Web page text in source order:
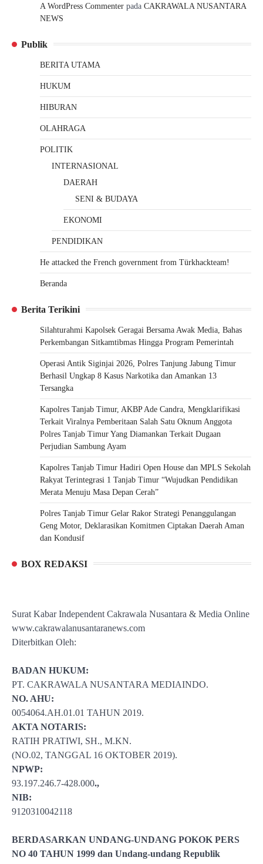
A WordPress Commenter pada CAKRAWALA NUSANTARA
NEWS
Publik
BERITA UTAMA
HUKUM
HIBURAN
OLAHRAGA
POLITIK
INTERNASIONAL
DAERAH
SENI & BUDAYA
EKONOMI
PENDIDIKAN
He attacked the French government from Türkhackteam!
Beranda
Berita Terikini
Silahturahmi Kapolsek Geragai Bersama Awak Media, Bahas
Perkembangan Sitkamtibmas Hingga Program Pemerintah
Operasi Antik Siginjai 2026, Polres Tanjung Jabung Timur
Berhasil Ungkap 8 Kasus Narkotika dan Amankan 13
Tersangka
Kapolres Tanjab Timur, AKBP Ade Candra, Mengklarifikasi
Terkait Viralnya Pemberitaan Salah Satu Oknum Anggota
Polres Tanjab Timur Yang Diamankan Terkait Dugaan
Perjudian Sambung Ayam
Kapolres Tanjab Timur Hadiri Open House dan MPLS Sekolah
Rakyat Terintegrasi 1 Tanjab Timur “Wujudkan Pendidikan
Merata Menuju Masa Depan Cerah”
Polres Tanjab Timur Gelar Rakor Strategi Penanggulangan
Geng Motor, Deklarasikan Komitmen Ciptakan Daerah Aman
dan Kondusif
BOX REDAKSI
Surat Kabar Independent Cakrawala Nusantara & Media Online
www.cakrawalanusantaranews.com
Diterbitkan Oleh:
BADAN HUKUM:
PT. CAKRAWALA NUSANTARA MEDIAINDO.
NO. AHU:
0054064.AH.01.01 TAHUN 2019.
AKTA NOTARIS:
RATIH PRATIWI, SH., M.KN.
(NO.02, TANGGAL 16 OKTOBER 2019).
NPWP:
93.197.246.7-428.000.,
NIB:
9120310042118
BERDASARKAN UNDANG-UNDANG POKOK PERS
NO 40 TAHUN 1999 dan Undang-undang Republik